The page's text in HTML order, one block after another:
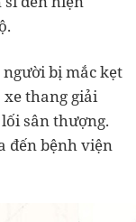
bị mắc kẹt
thang giải
sân thượng.
đến bệnh viện